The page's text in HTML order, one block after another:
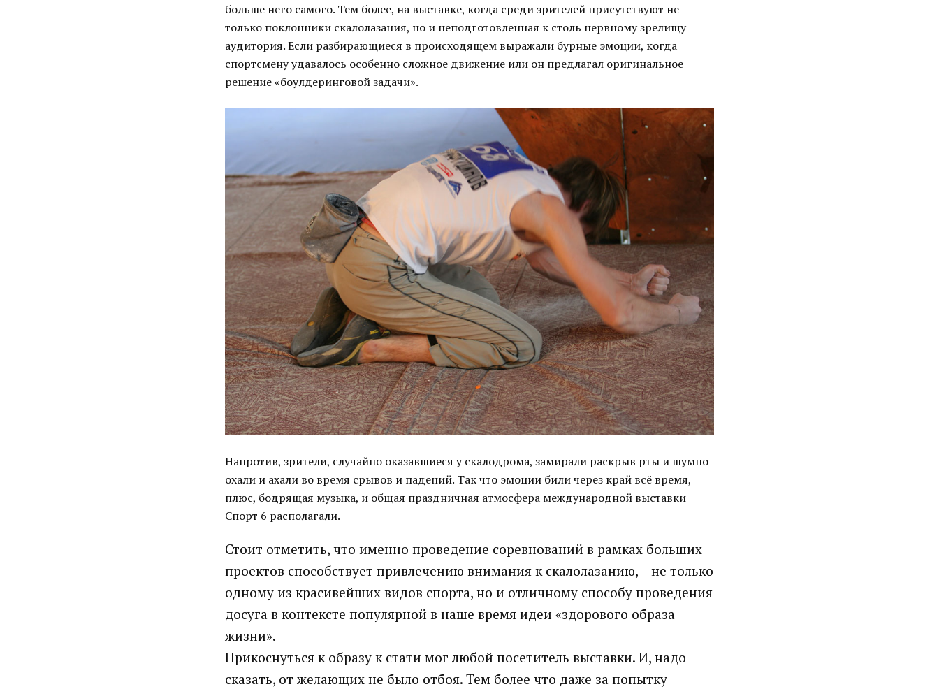
больше него самого. Тем более, на выставке, когда среди зрителей присутствуют не
только поклонники скалолазания, но и неподготовленная к столь нервному зрелищу
аудитория. Если разбирающиеся в происходящем выражали бурные эмоции, когда
спортсмену удавалось особенно сложное движение или он предлагал оригинальное
решение «боулдеринговой задачи».
Напротив, зрители, случайно оказавшиеся у скалодрома, замирали раскрыв рты и шумно
охали и ахали во время срывов и падений. Так что эмоции били через край всё время,
плюс, бодрящая музыка, и общая праздничная атмосфера международной выставки
Спорт 6 располагали.
Стоит отметить, что именно проведение соревнований в рамках больших
проектов способствует привлечению внимания к скалолазанию, – не только
одному из красивейших видов спорта, но и отличному способу проведения
досуга в контексте популярной в наше время идеи «здорового образа
жизни».
Прикоснуться к образу к стати мог любой посетитель выставки. И, надо
сказать, от желающих не было отбоя. Тем более что даже за попытку